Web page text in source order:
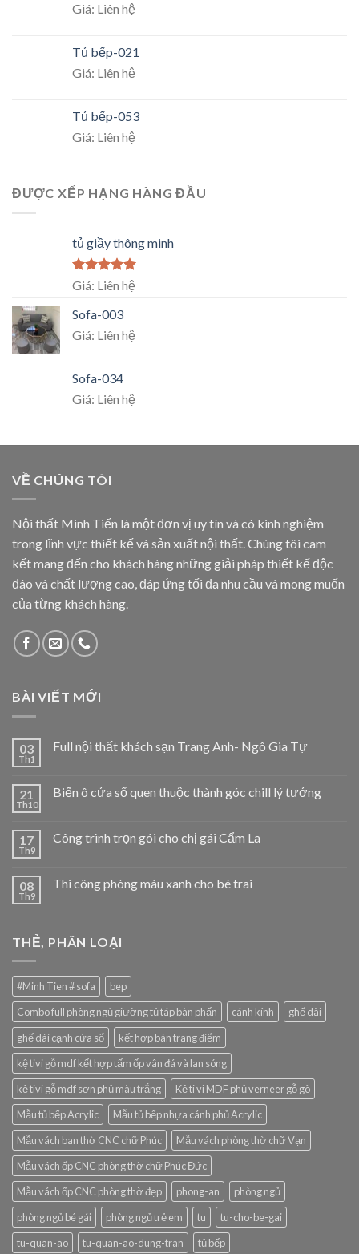
Giá: Liên hệ
Tủ bếp-021
Giá: Liên hệ
Tủ bếp-053
Giá: Liên hệ
ĐƯỢC XẾP HẠNG HÀNG ĐẦU
tủ giầy thông minh
Rated5.00
Giá: Liên hệ
Sofa-003
Giá: Liên hệ
Sofa-034
Giá: Liên hệ
VỀ CHÚNG TÔI
Nội thất Minh Tiến là một đơn vị uy tín và có kinh nghiệm
trong lĩnh vực thiết kế và sản xuất nội thất. Chúng tôi cam
kết mang đến cho khách hàng những giải pháp thiết kế độc
đáo và chất lượng cao, đáp ứng tối đa nhu cầu và mong muốn
của từng khách hàng.
BÀI VIẾT MỚI
03
Th1
Full nội thất khách sạn Trang Anh- Ngô Gia Tự
21
Th10
Biến ô cửa sổ quen thuộc thành góc chill lý tưởng
17
Th9
Công trình trọn gói cho chị gái Cẩm La
08
Th9
Thi công phòng màu xanh cho bé trai
THẺ, PHÂN LOẠI
#Minh Tien # sofa
bep
Combo full phòng ngủ giường tủ táp bàn phấn
cánh kính
ghế dài
ghế dài cạnh cửa sổ
kết hợp bàn trang điểm
kệ tivi gỗ mdf kết hợp tấm ốp vân đá và lan sóng
kệ tivi gỗ mdf sơn phủ màu trắng
Kệ ti vi MDF phủ verneer gỗ gõ
Mẫu tủ bếp Acrylic
Mẫu tủ bếp nhựa cánh phủ Acrylic
Mẫu vách ban thờ CNC chữ Phúc
Mẫu vách phòng thờ chữ Vạn
Mẫu vách ốp CNC phòng thờ chữ Phúc Đức
Mẫu vách ốp CNC phòng thờ đẹp
phong-an
phòng ngủ
phòng ngủ bé gái
phòng ngủ trẻ em tu
tu-cho-be-gai
tu-quan-ao
tu-quan-ao-dung-tran
tủ bếp